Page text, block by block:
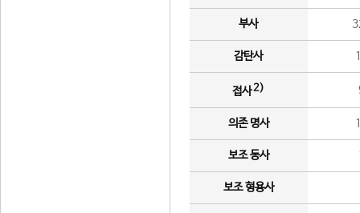
부사
감탄사
접사2)
의존 명사
보조 동사
보조 형용사